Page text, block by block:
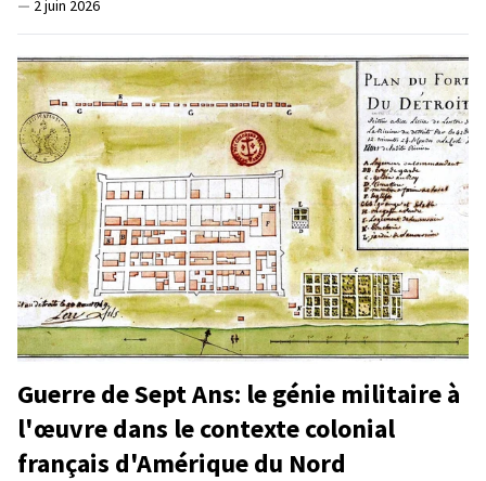
— 2 juin 2026
Guerre de Sept Ans: le génie militaire à
l'œuvre dans le contexte colonial
français d'Amérique du Nord